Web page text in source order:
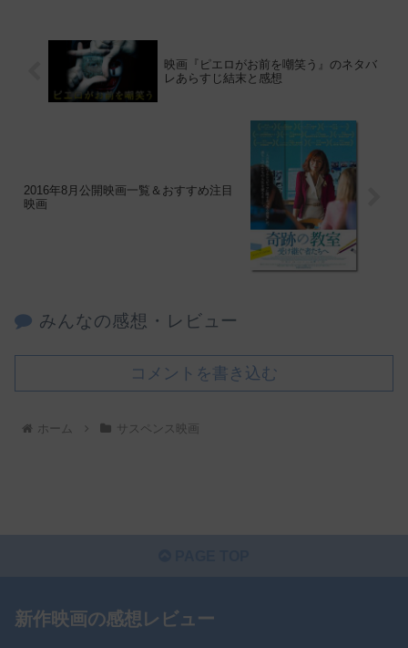
映画『ピエロがお前を嘲笑う』のネタバ
レあらすじ結末と感想
2016年8月公開映画一覧＆おすすめ注目
映画
みんなの感想・レビュー
コメントを書き込む
ホーム サスペンス映画
新作映画の感想レビュー